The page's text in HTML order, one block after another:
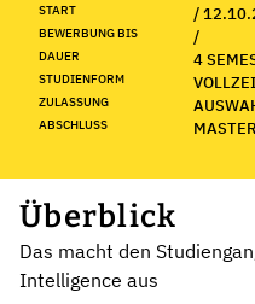
START /
BEWERBUNG BIS /
DAUER 4
STUDIENFORM
ZULASSUNG
ABSCHLUSS
Überblick
Das macht den
Intelligence aus